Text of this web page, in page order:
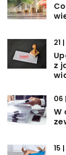
21
z
06
W
15